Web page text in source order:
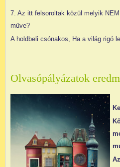
7. Az itt felsoroltak közül melyik
műve?
A holdbeli csónakos, Ha a világ rigó
Olvasópályázatok